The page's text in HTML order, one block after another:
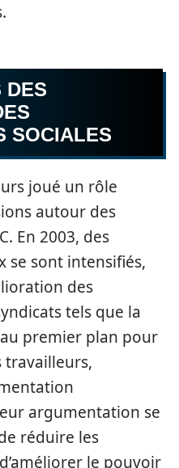
DES
SOCIALES
joué un rôle
autour des
En 2003, des
se sont intensifiés,
des
tels que la
au premier plan pour
travailleurs,
argumentation se
réduire les
le pouvoir